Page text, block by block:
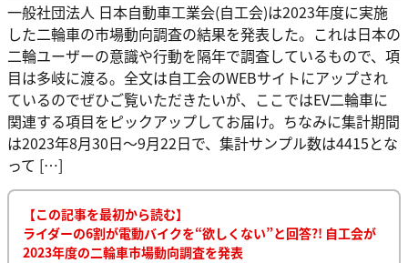
一般社団法人 日本自動車工業会(自工会)は2023年度に実施
した二輪車の市場動向調査の結果を発表した。これは日本の
二輪ユーザーの意識や行動を隔年で調査しているもので、項
目は多岐に渡る。全文は自工会のWEBサイトにアップされ
ているのでぜひご覧いただきたいが、ここではEV二輪車に
関連する項目をピックアップしてお届け。ちなみに集計期間
は2023年8月30日〜9月22日で、集計サンプル数は4415とな
って […]
【この記事を最初から読む】
ライダーの6割が電動バイクを“欲しくない”と回答?! 自工会が
2023年度の二輪車市場動向調査を発表